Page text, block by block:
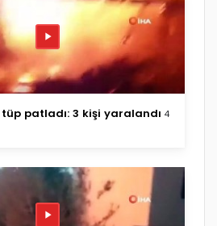
tüp patladı: 3 kişi yaralandı 4